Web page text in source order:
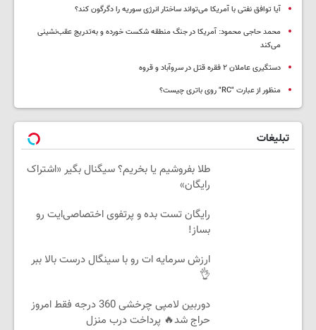
آیا توافق نفتی با آمریکا می‌تواند ساختار انرژی سوریه را دگرگون کند؟
محمد حاجی محمود: آمریکا در جنگ منطقه شکست خورده و به‌تدریج عقب‌نشینی
می‌کند
دستگیری عاملان ۲ فقره قتل در سروآباد و قروه
منظور از عبارت "RC" روی باتری چیست؟
تبلیغات
طلا بفروشیم یا بخریم؟ سیگنال بگیر «اشتراک
رایگان»
رایگان تست بده و پرتفوی اختصاصی‌ایت رو
بساز!
ارزش سرمایه ات رو با سینگال درست بالا ببر
👌
دوربین لامپی چرخشی 360 درجه فقط امروز
حراج شد🔥 پرداخت درب منزل